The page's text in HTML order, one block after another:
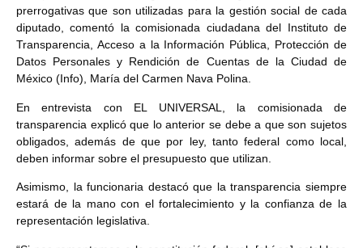
prerrogativas que son utilizadas para la gestión social de cada
diputado, comentó la comisionada ciudadana del Instituto de
Transparencia, Acceso a la Información Pública, Protección de
Datos Personales y Rendición de Cuentas de la Ciudad de
México (Info), María del Carmen Nava Polina.
En entrevista con EL UNIVERSAL, la comisionada de
transparencia explicó que lo anterior se debe a que son sujetos
obligados, además de que por ley, tanto federal como local,
deben informar sobre el presupuesto que utilizan.
Asimismo, la funcionaria destacó que la transparencia siempre
estará de la mano con el fortalecimiento y la confianza de la
representación legislativa.